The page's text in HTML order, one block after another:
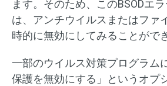
ます。そのため、このBSODエ
は、アンチウイルスまたはファ
時的に無効にしてみることがで
一部のウイルス対策プログラム
保護を無効にする」というオプ